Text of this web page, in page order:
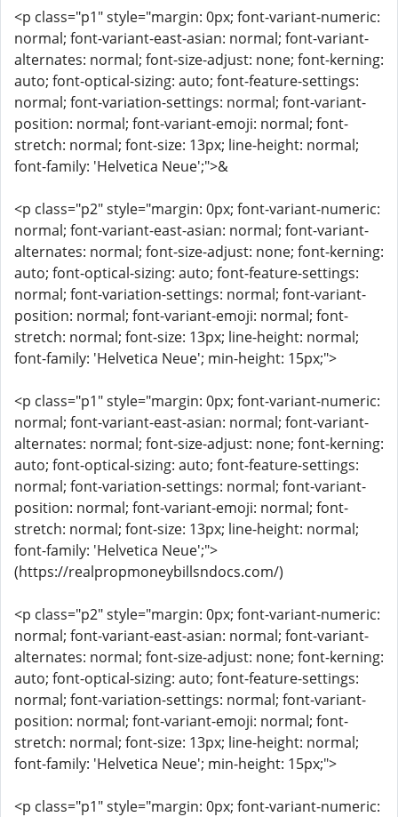
<p class="p1" style="margin: 0px; font-variant-numeric:
normal; font-variant-east-asian: normal; font-variant-
alternates: normal; font-size-adjust: none; font-kerning:
auto; font-optical-sizing: auto; font-feature-settings:
normal; font-variation-settings: normal; font-variant-
position: normal; font-variant-emoji: normal; font-
stretch: normal; font-size: 13px; line-height: normal;
font-family: 'Helvetica Neue';">&
<p class="p2" style="margin: 0px; font-variant-numeric:
normal; font-variant-east-asian: normal; font-variant-
alternates: normal; font-size-adjust: none; font-kerning:
auto; font-optical-sizing: auto; font-feature-settings:
normal; font-variation-settings: normal; font-variant-
position: normal; font-variant-emoji: normal; font-
stretch: normal; font-size: 13px; line-height: normal;
font-family: 'Helvetica Neue'; min-height: 15px;">
<p class="p1" style="margin: 0px; font-variant-numeric:
normal; font-variant-east-asian: normal; font-variant-
alternates: normal; font-size-adjust: none; font-kerning:
auto; font-optical-sizing: auto; font-feature-settings:
normal; font-variation-settings: normal; font-variant-
position: normal; font-variant-emoji: normal; font-
stretch: normal; font-size: 13px; line-height: normal;
font-family: 'Helvetica Neue';">
(https://realpropmoneybillsndocs.com/)
<p class="p2" style="margin: 0px; font-variant-numeric:
normal; font-variant-east-asian: normal; font-variant-
alternates: normal; font-size-adjust: none; font-kerning:
auto; font-optical-sizing: auto; font-feature-settings:
normal; font-variation-settings: normal; font-variant-
position: normal; font-variant-emoji: normal; font-
stretch: normal; font-size: 13px; line-height: normal;
font-family: 'Helvetica Neue'; min-height: 15px;">
<p class="p1" style="margin: 0px; font-variant-numeric: